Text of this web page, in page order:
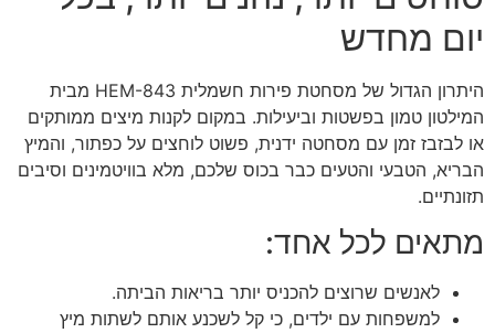
יום מחדש
היתרון הגדול של מסחטת פירות חשמלית HEM-843 מבית
המילטון טמון בפשטות וביעילות. במקום לקנות מיצים ממותקים
או לבזבז זמן עם מסחטה ידנית, פשוט לוחצים על כפתור, והמיץ
הבריא, הטבעי והטעים כבר בכוס שלכם, מלא בוויטמינים וסיבים
תזונתיים.
מתאים לכל אחד:
לאנשים שרוצים להכניס יותר בריאות הביתה.
למשפחות עם ילדים, כי קל לשכנע אותם לשתות מיץ